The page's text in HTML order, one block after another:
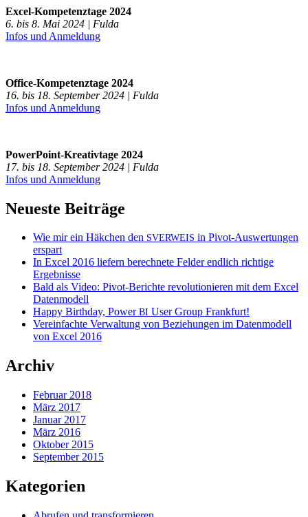
Excel-Kompetenztage 2024
6. bis 8. Mai 2024 | Fulda
Infos und Anmeldung
Office-Kompetenztage 2024
16. bis 18. September 2024 | Fulda
Infos und Anmeldung
PowerPoint-Kreativtage 2024
17. bis 18. September 2024 | Fulda
Infos und Anmeldung
Neueste Beiträge
Wie mir ein Häkchen den SVERWEIS in Pivot-Auswertungen
erspart
In Excel 2016 liefern berechnete Felder endlich richtige
Ergebnisse
Bald als Video: Pivot-Berichte revolutionieren mit dem Excel
Datenmodell
Happy Birthday, PowerBI User Group Frankfurt!
Vereinfachte Verwaltung von Beziehungen im Datenmodell
von Excel 2016
Archiv
Februar 2018
März 2017
Januar 2017
März 2016
Oktober 2015
September 2015
Kategorien